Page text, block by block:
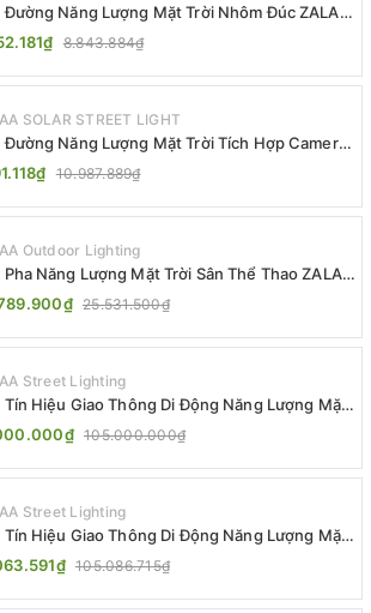
Năng Lượng Mặt Trời Nhôm Đúc ZALAA
Cao Cấp IP65
8.843.884₫
SOLAR STREET LIGHT
Năng Lượng Mặt Trời Tích Hợp Camera
ZL-BJ04-CCTV (80W, IP65)
10.987.889₫
Outdoor Lighting
Năng Lượng Mặt Trời Sân Thể Thao ZALAA
Nước IP65 Cao Cấp
25.531.500₫
Street Lighting
Hiệu Giao Thông Di Động Năng Lượng Mặt
ZALAA ZL-300A-D
105.000.000₫
Street Lighting
Hiệu Giao Thông Di Động Năng Lượng Mặt
ZL-409300C
105.086.715₫